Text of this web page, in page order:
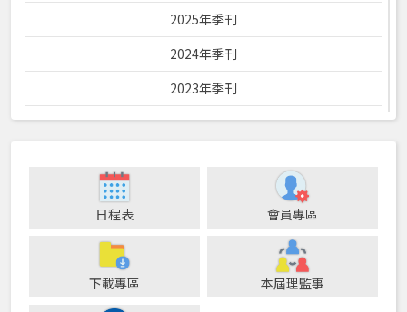
2025年季刊
2024年季刊
2023年季刊
2022年季刊
日程表 會員專區
下載專區 本屆理監事